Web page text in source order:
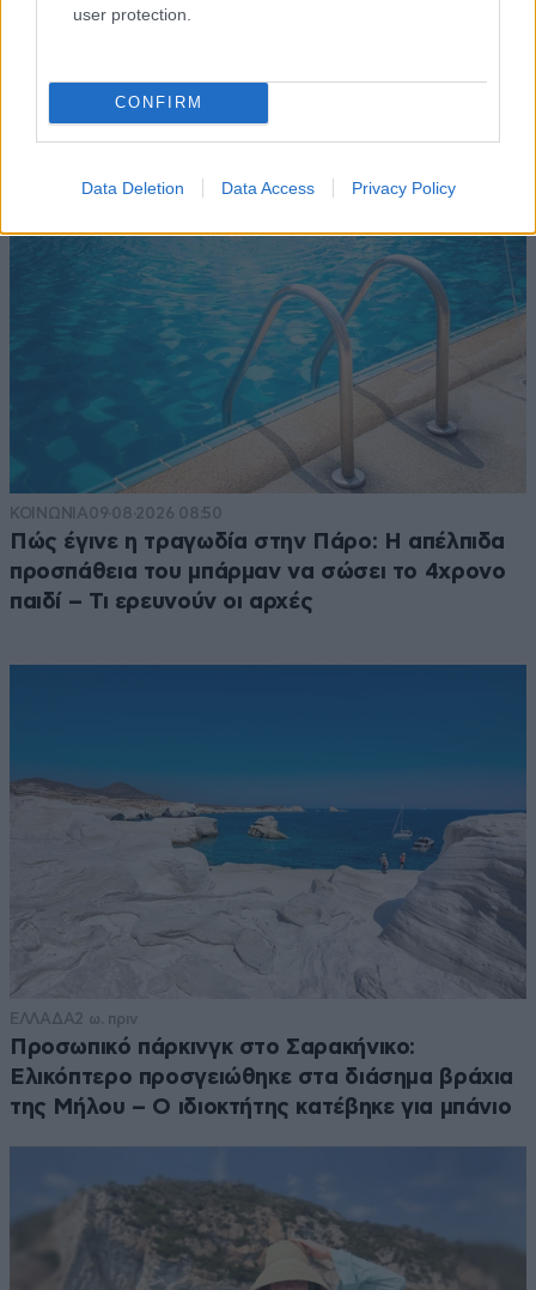
user protection.
CONFIRM
Data Deletion Data Access Privacy Policy
που φέρεται να βρίσκεται πίσω του – Τι ορίζει ο
όρος Greek Mafia
ΚΟΙΝΩΝΙΑ09·08·2026 08:50
Πώς έγινε η τραγωδία στην Πάρο: Η απέλπιδα
προσπάθεια του μπάρμαν να σώσει το 4χρονο
παιδί – Τι ερευνούν οι αρχές
ΕΛΛΑΔΑ2 ω. πριν
Προσωπικό πάρκινγκ στο Σαρακήνικο:
Ελικόπτερο προσγειώθηκε στα διάσημα βράχια
της Μήλου – Ο ιδιοκτήτης κατέβηκε για μπάνιο